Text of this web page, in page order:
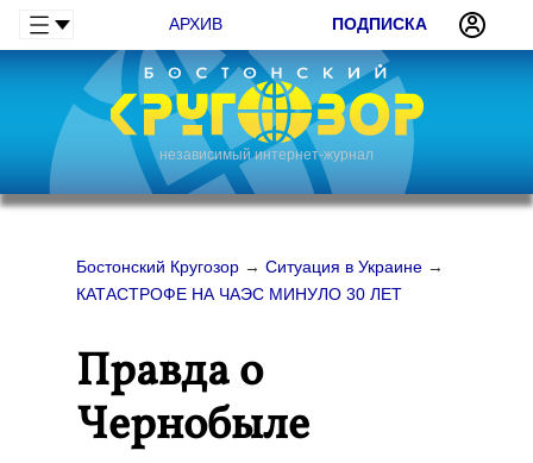
АРХИВ ПОДПИСКА
независимый интернет-журнал
Бостонский Кругозор → Ситуация в Украине →
КАТАСТРОФЕ НА ЧАЭС МИНУЛО 30 ЛЕТ
Правда о
Чернобыле